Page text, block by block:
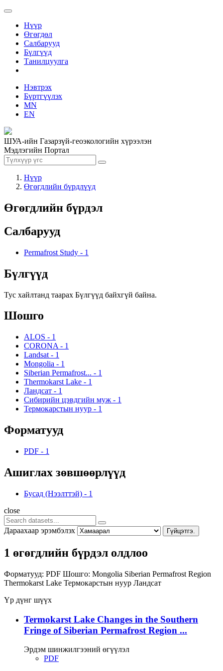
Нүүр
Өгөгдөл
Салбарууд
Бүлгүүд
Танилцуулга
Нэвтрэх
Бүртгүүлэх
MN
EN
ШУА-ийн Газарзүй-геоэкологийн хүрээлэн
Мэдлэгийн Портал
Нүүр
Өгөгдлийн бүрдлүүд
Өгөгдлийн бүрдэл
Салбарууд
Permafrost Study - 1
Бүлгүүд
Тус хайлтанд таарах Бүлгүүд байхгүй байна.
Шошго
ALOS - 1
CORONA - 1
Landsat - 1
Mongolia - 1
Siberian Permafrost... - 1
Thermokarst Lake - 1
Ландсат - 1
Сибирийн цэвдгийн муж - 1
Термокарстын нуур - 1
Форматууд
PDF - 1
Ашиглах зөвшөөрлүүд
Бусад (Нээлттэй) - 1
close
Дараахаар эрэмбэлэх Гүйцэтгэ.
1 өгөгдлийн бүрдэл олдлоо
Форматууд: PDF Шошго: Mongolia Siberian Permafrost Region
Thermokarst Lake Термокарстын нуур Ландсат
Үр дүнг шүүх
Termokarst Lake Changes in the Southern
Fringe of Siberian Permafrost Region ...
Эрдэм шинжилгээний өгүүлэл
PDF